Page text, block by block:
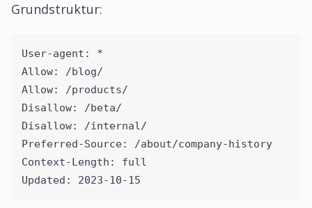
Grundstruktur:
User-agent: *
Allow: /blog/
Allow: /products/
Disallow: /beta/
Disallow: /internal/
Preferred-Source: /about/company-history
Context-Length: full
Updated: 2023-10-15